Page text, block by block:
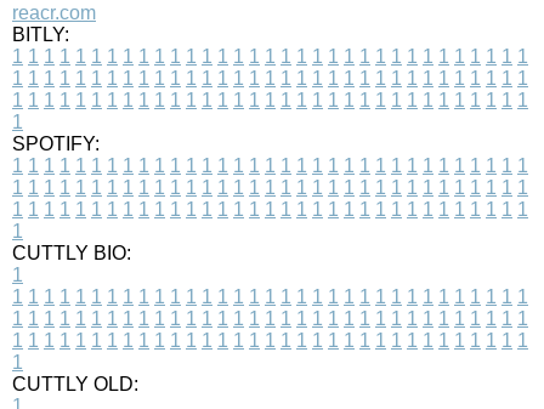
reacr.com
BITLY:
1 1 1 1 1 1 1 1 1 1 1 1 1 1 1 1 1 1 1 1 1 1 1 1 1 1 1 1 1 1 1 1 1
1 1 1 1 1 1 1 1 1 1 1 1 1 1 1 1 1 1 1 1 1 1 1 1 1 1 1 1 1 1 1 1 1
1 1 1 1 1 1 1 1 1 1 1 1 1 1 1 1 1 1 1 1 1 1 1 1 1 1 1 1 1 1 1 1 1
1
SPOTIFY:
1 1 1 1 1 1 1 1 1 1 1 1 1 1 1 1 1 1 1 1 1 1 1 1 1 1 1 1 1 1 1 1 1
1 1 1 1 1 1 1 1 1 1 1 1 1 1 1 1 1 1 1 1 1 1 1 1 1 1 1 1 1 1 1 1 1
1 1 1 1 1 1 1 1 1 1 1 1 1 1 1 1 1 1 1 1 1 1 1 1 1 1 1 1 1 1 1 1 1
1
CUTTLY BIO:
1
1 1 1 1 1 1 1 1 1 1 1 1 1 1 1 1 1 1 1 1 1 1 1 1 1 1 1 1 1 1 1 1 1
1 1 1 1 1 1 1 1 1 1 1 1 1 1 1 1 1 1 1 1 1 1 1 1 1 1 1 1 1 1 1 1 1
1 1 1 1 1 1 1 1 1 1 1 1 1 1 1 1 1 1 1 1 1 1 1 1 1 1 1 1 1 1 1 1 1
1
CUTTLY OLD: